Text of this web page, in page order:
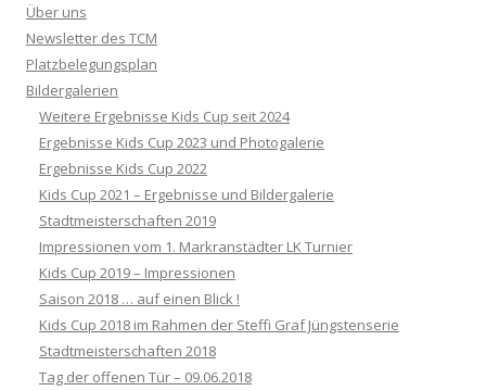
Über uns
Newsletter des TCM
Platzbelegungsplan
Bildergalerien
Weitere Ergebnisse Kids Cup seit 2024
Ergebnisse Kids Cup 2023 und Photogalerie
Ergebnisse Kids Cup 2022
Kids Cup 2021 – Ergebnisse und Bildergalerie
Stadtmeisterschaften 2019
Impressionen vom 1. Markranstädter LK Turnier
Kids Cup 2019 – Impressionen
Saison 2018 … auf einen Blick !
Kids Cup 2018 im Rahmen der Steffi Graf Jüngstenserie
Stadtmeisterschaften 2018
Tag der offenen Tür – 09.06.2018